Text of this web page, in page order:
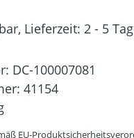
Lieferzeit: 2 - 5
DC-100007081
41154
EU-